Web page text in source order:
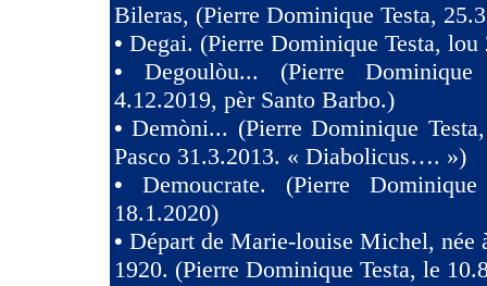
Bileras, (Pierre Dominique Testa,
• Degai. (Pierre Dominique Testa, lou
• Degoulòu... (Pierre
4.12.2019, pèr Santo Barbo.)
•Demòni... (Pierre Dominique
Pasco 31.3.2013. « Diabolicus…. »)
• Demoucrate. (Pierre
18.1.2020)
• Départ de Marie-louise Michel, née
1920. (Pierre Dominique Testa, le